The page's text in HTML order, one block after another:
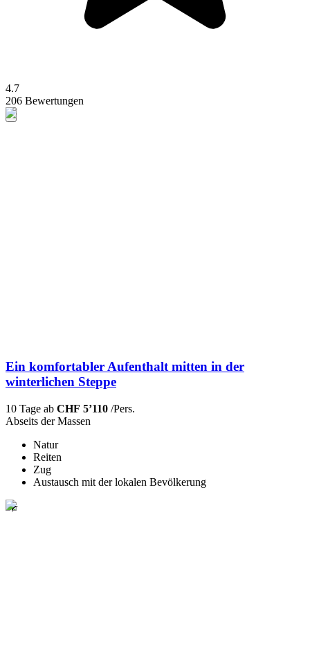
4.7
206 Bewertungen
Ein komfortabler Aufenthalt mitten in der
winterlichen Steppe
10 Tage ab CHF 5’110 /Pers.
Abseits der Massen
Natur
Reiten
Zug
Austausch mit der lokalen Bevölkerung